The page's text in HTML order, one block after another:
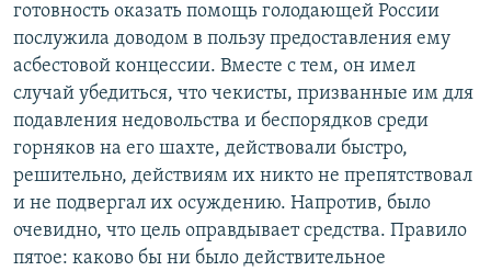
готовность оказать помощь голодающей России
послужила доводом в пользу предоставления ему
асбестовой концессии. Вместе с тем, он имел
случай убедиться, что чекисты, призванные им для
подавления недовольства и беспорядков среди
горняков на его шахте, действовали быстро,
решительно, действиям их никто не препятствовал
и не подвергал их осуждению. Напротив, было
очевидно, что цель оправдывает средства. Правило
пятое: каково бы ни было действительное